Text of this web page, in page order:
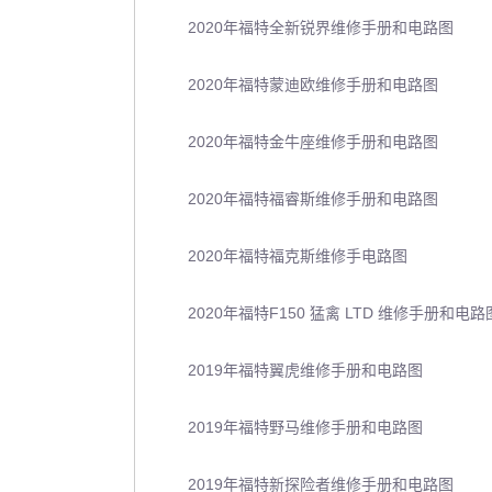
2020年福特全新锐界维修手册和电路图
2020年福特蒙迪欧维修手册和电路图
2020年福特金牛座维修手册和电路图
2020年福特福睿斯维修手册和电路图
2020年福特福克斯维修手电路图
2020年福特F150 猛禽 LTD 维修手册和电路
2019年福特翼虎维修手册和电路图
2019年福特野马维修手册和电路图
2019年福特新探险者维修手册和电路图